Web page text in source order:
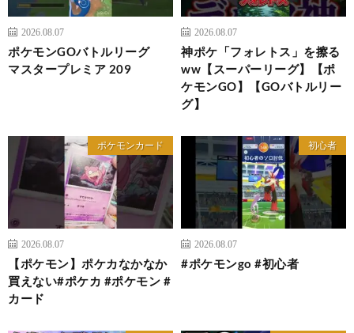
2026.08.07
ポケモンGOバトルリーグ
マスタープレミア 209
2026.08.07
神ポケ「フォレトス」を擦る
ww【スーパーリーグ】【ポ
ケモンGO】【GOバトルリー
グ】
ポケモンカード
2026.08.07
【ポケモン】ポケカなかなか
買えない#ポケカ #ポケモン #
カード
初心者
2026.08.07
#ポケモンgo #初心者